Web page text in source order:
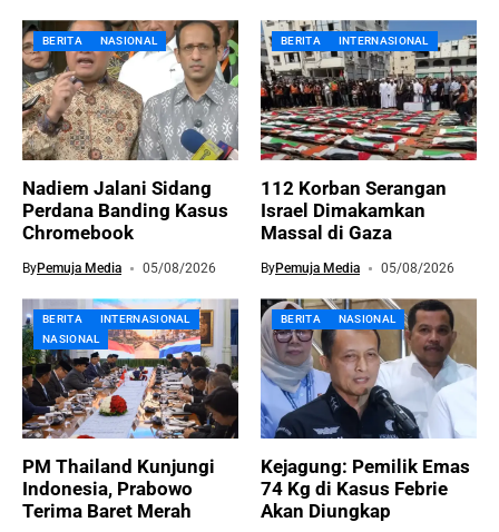
BERITA NASIONAL
Nadiem Jalani Sidang
Perdana Banding Kasus
Chromebook
ByPemuja Media 05/08/2026
BERITA INTERNASIONAL
112 Korban Serangan
Israel Dimakamkan
Massal di Gaza
ByPemuja Media 05/08/2026
BERITA
INTERNASIONAL
NASIONAL
PM Thailand Kunjungi
Indonesia, Prabowo
Terima Baret Merah
BERITA NASIONAL
Kejagung: Pemilik Emas
74 Kg di Kasus Febrie
Akan Diungkap